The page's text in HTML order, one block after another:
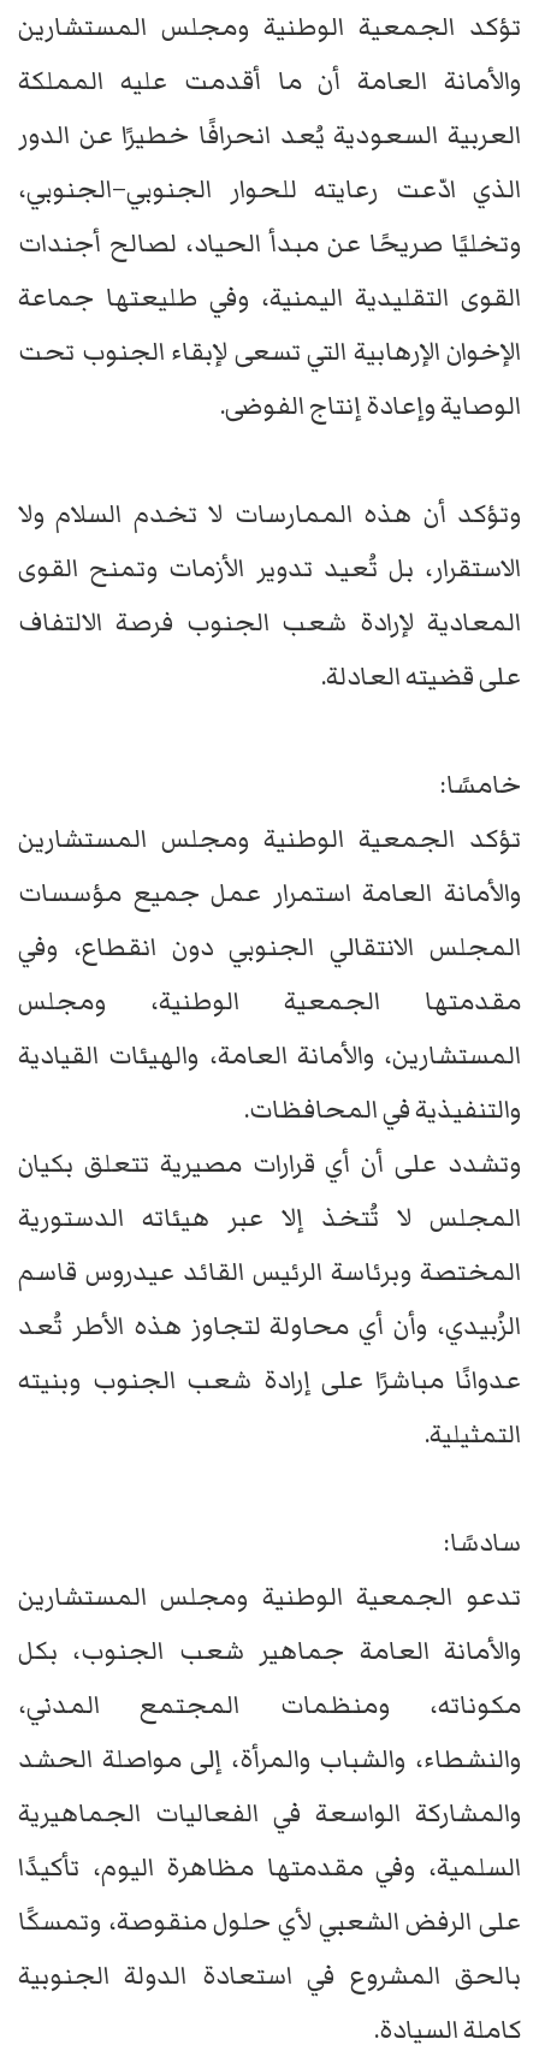
تؤكد الجمعية الوطنية ومجلس المستشارين
والأمانة العامة أن ما أقدمت عليه المملكة
العربية السعودية يُعد انحرافًا خطيرًا عن الدور
الذي ادّعت رعايته للحوار الجنوبي–الجنوبي،
وتخليًا صريحًا عن مبدأ الحياد، لصالح أجندات
القوى التقليدية اليمنية، وفي طليعتها جماعة
الإخوان الإرهابية التي تسعى لإبقاء الجنوب تحت
الوصاية وإعادة إنتاج الفوضى.
وتؤكد أن هذه الممارسات لا تخدم السلام ولا
الاستقرار، بل تُعيد تدوير الأزمات وتمنح القوى
المعادية لإرادة شعب الجنوب فرصة الالتفاف
على قضيته العادلة.
خامسًا:
تؤكد الجمعية الوطنية ومجلس المستشارين
والأمانة العامة استمرار عمل جميع مؤسسات
المجلس الانتقالي الجنوبي دون انقطاع، وفي
مقدمتها الجمعية الوطنية، ومجلس
المستشارين، والأمانة العامة، والهيئات القيادية
والتنفيذية في المحافظات.
وتشدد على أن أي قرارات مصيرية تتعلق بكيان
المجلس لا تُتخذ إلا عبر هيئاته الدستورية
المختصة وبرئاسة الرئيس القائد عيدروس قاسم
الزُبيدي، وأن أي محاولة لتجاوز هذه الأطر تُعد
عدوانًا مباشرًا على إرادة شعب الجنوب وبنيته
التمثيلية.
سادسًا:
تدعو الجمعية الوطنية ومجلس المستشارين
والأمانة العامة جماهير شعب الجنوب، بكل
مكوناته، ومنظمات المجتمع المدني،
والنشطاء، والشباب والمرأة، إلى مواصلة الحشد
والمشاركة الواسعة في الفعاليات الجماهيرية
السلمية، وفي مقدمتها مظاهرة اليوم، تأكيدًا
على الرفض الشعبي لأي حلول منقوصة، وتمسكًا
بالحق المشروع في استعادة الدولة الجنوبية
كاملة السيادة.